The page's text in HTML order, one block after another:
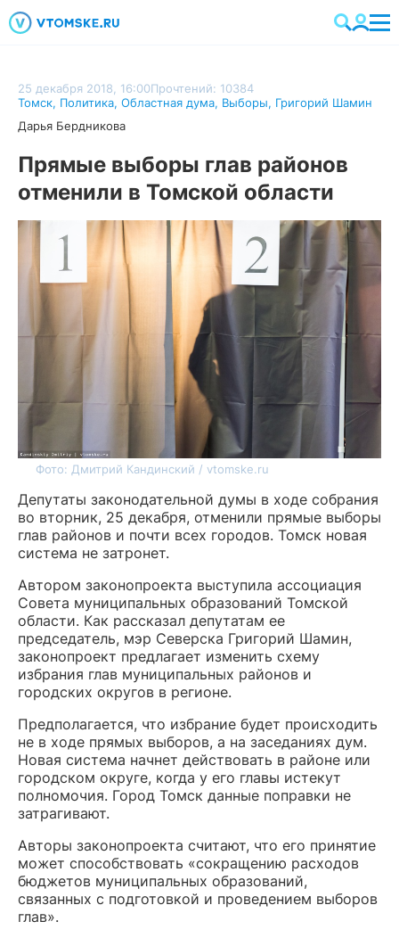
25 декабря 2018, 16:00Прочтений: 10384
Томск, Политика, Областная дума, Выборы, Григорий Шамин
Дарья Бердникова
Прямые выборы глав районов
отменили в Томской области
Фото: Дмитрий Кандинский / vtomske.ru
Депутаты законодательной думы в ходе собрания
во вторник, 25 декабря, отменили прямые выборы
глав районов и почти всех городов. Томск новая
система не затронет.
Автором законопроекта выступила ассоциация
Совета муниципальных образований Томской
области. Как рассказал депутатам ее
председатель, мэр Северска Григорий Шамин,
законопроект предлагает изменить схему
избрания глав муниципальных районов и
городских округов в регионе.
Предполагается, что избрание будет происходить
не в ходе прямых выборов, а на заседаниях дум.
Новая система начнет действовать в районе или
городском округе, когда у его главы истекут
полномочия. Город Томск данные поправки не
затрагивают.
Авторы законопроекта считают, что его принятие
может способствовать «сокращению расходов
бюджетов муниципальных образований,
связанных с подготовкой и проведением выборов
глав».